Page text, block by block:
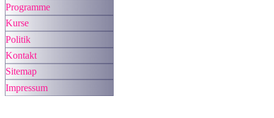
Programme
Kurse
Politik
Kontakt
Sitemap
Impressum